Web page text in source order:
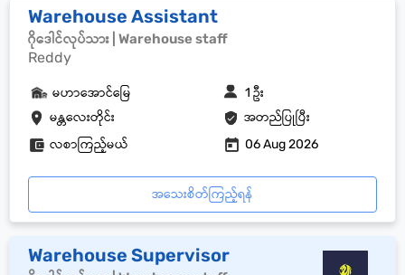
Warehouse Assistant
ဂိုဒေါင်လုပ်သား | Warehouse staff
Reddy
မန္တလေးတိုင်း အတည်ပြုပြီး
မဟာအောင်မြေ 1 ဦး
လစာကြည့်မယ် 06 Aug 2026
အသေးစိတ်ကြည့်ရန်
Warehouse Supervisor